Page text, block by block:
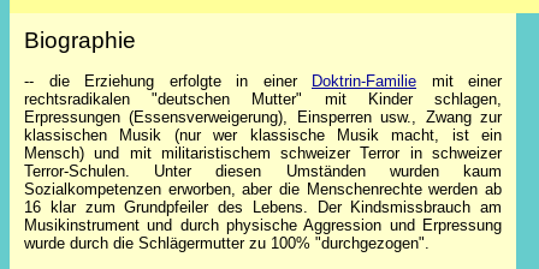
Biographie
-- die Erziehung erfolgte in einer Doktrin-Familie mit einer
rechtsradikalen "deutschen Mutter" mit Kinder schlagen,
Erpressungen (Essensverweigerung), Einsperren usw., Zwang zur
klassischen Musik (nur wer klassische Musik macht, ist ein
Mensch) und mit militaristischem schweizer Terror in schweizer
Terror-Schulen. Unter diesen Umständen wurden kaum
Sozialkompetenzen erworben, aber die Menschenrechte werden ab
16 klar zum Grundpfeiler des Lebens. Der Kindsmissbrauch am
Musikinstrument und durch physische Aggression und Erpressung
wurde durch die Schlägermutter zu 100% "durchgezogen".